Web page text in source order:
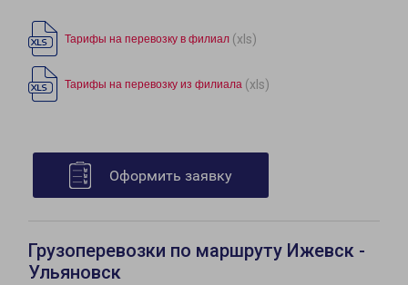
Тарифы на перевозку в филиал (xls)
Тарифы на перевозку из филиала (xls)
Оформить заявку
Грузоперевозки по маршруту Ижевск -
Ульяновск